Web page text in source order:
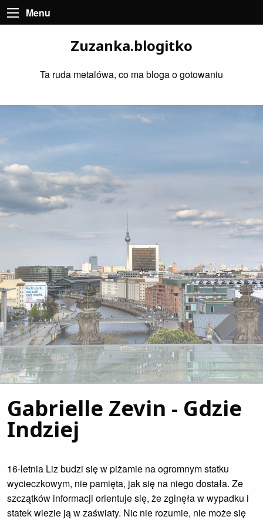
Menu
Zuzanka.blogitko
Ta ruda metalówa, co ma bloga o gotowaniu
Gabrielle Zevin - Gdzie
Indziej
16-letnia Liz budzi się w piżamie na ogromnym statku
wycieczkowym, nie pamięta, jak się na niego dostała. Ze
szczątków informacji orientuje się, że zginęła w wypadku i
statek wiezie ją w zaświaty. Nic nie rozumie, nie może się